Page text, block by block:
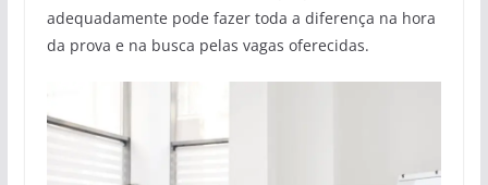
adequadamente pode fazer toda a diferença na hora
da prova e na busca pelas vagas oferecidas.